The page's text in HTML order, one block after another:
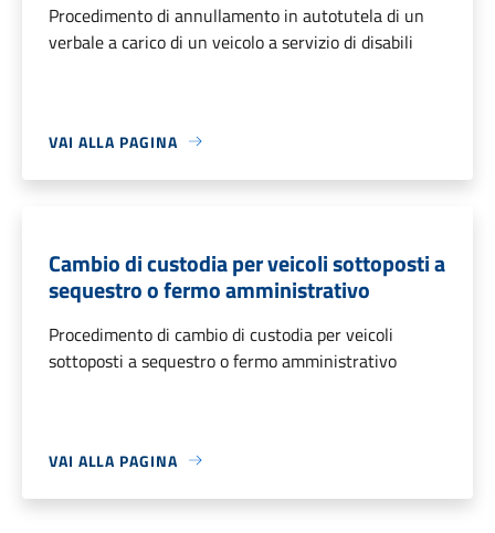
Procedimento di annullamento in autotutela di un
verbale a carico di un veicolo a servizio di disabili
VAI ALLA PAGINA
Cambio di custodia per veicoli sottoposti a
sequestro o fermo amministrativo
Procedimento di cambio di custodia per veicoli
sottoposti a sequestro o fermo amministrativo
VAI ALLA PAGINA